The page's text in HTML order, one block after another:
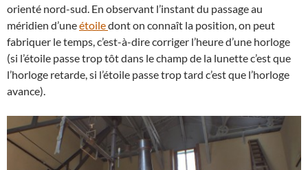
orienté nord-sud. En observant l’instant du passage au
méridien d’uneétoiledont on connaît la position, on peut
fabriquer le temps, c’est-à-dire corriger l’heure d’une horloge
(si l’étoile passe trop tôt dans le champ de la lunette c’est que
l’horloge retarde, si l’étoile passe trop tard c’est que l’horloge
avance).